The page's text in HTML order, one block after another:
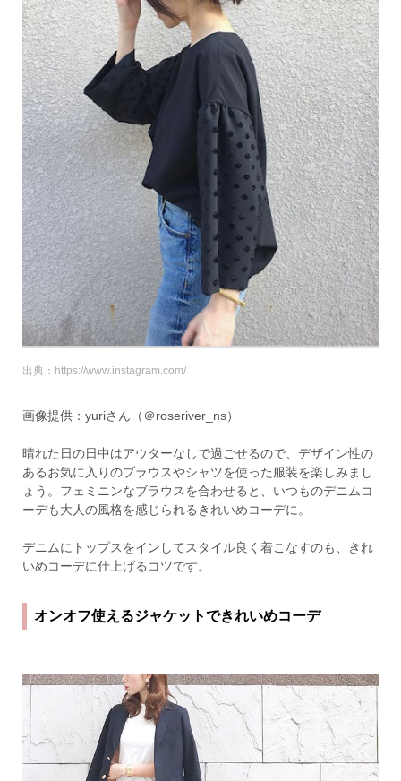
出典：https://www.instagram.com/
画像提供：yuriさん（＠roseriver_ns）
晴れた日の日中はアウターなしで過ごせるので、デザイン性の
あるお気に入りのブラウスやシャツを使った服装を楽しみまし
ょう。フェミニンなブラウスを合わせると、いつものデニムコ
ーデも大人の風格を感じられるきれいめコーデに。
デニムにトップスをインしてスタイル良く着こなすのも、きれ
いめコーデに仕上げるコツです。
オンオフ使えるジャケットできれいめコーデ